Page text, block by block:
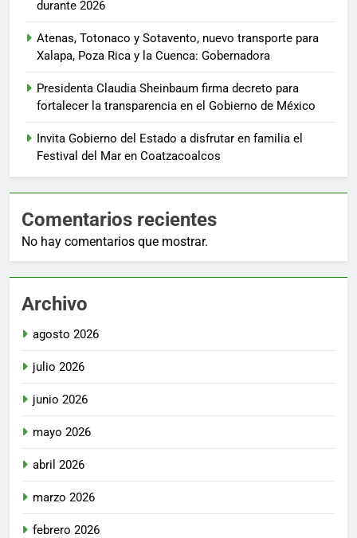
durante 2026
Atenas, Totonaco y Sotavento, nuevo transporte para
Xalapa, Poza Rica y la Cuenca: Gobernadora
Presidenta Claudia Sheinbaum firma decreto para
fortalecer la transparencia en el Gobierno de México
Invita Gobierno del Estado a disfrutar en familia el
Festival del Mar en Coatzacoalcos
Comentarios recientes
No hay comentarios que mostrar.
Archivo
agosto 2026
julio 2026
junio 2026
mayo 2026
abril 2026
marzo 2026
febrero 2026